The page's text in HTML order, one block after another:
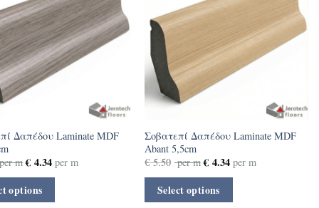
Δαπέδου Laminate MDF
m € 4.34 per m
options
Σοβατεπί Δαπέδου Laminate MDF
Abant 5,5cm
€5.50 per m €4.34per m
Select options